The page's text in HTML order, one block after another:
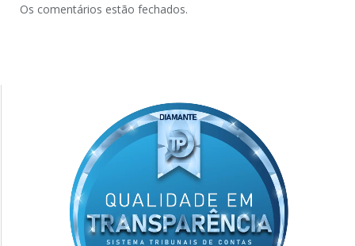
Os comentários estão fechados.